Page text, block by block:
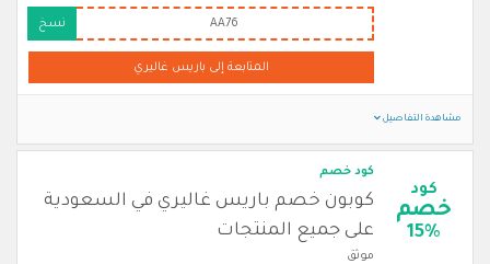
AA76 نسخ
المتابعة إلى باريس غاليري
مشاهدة التفاصيل
كود
خصم
15%
كود خصم
كوبون خصم باريس غاليري في السعودية
على جميع المنتجات
موثق